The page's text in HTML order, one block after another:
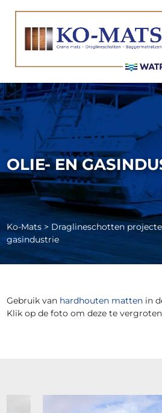
OLIE- EN
Ko-Mats> Draglineschotten
gasindustrie
Gebruik van hardhouten mattenin
Klik op de foto om deze te